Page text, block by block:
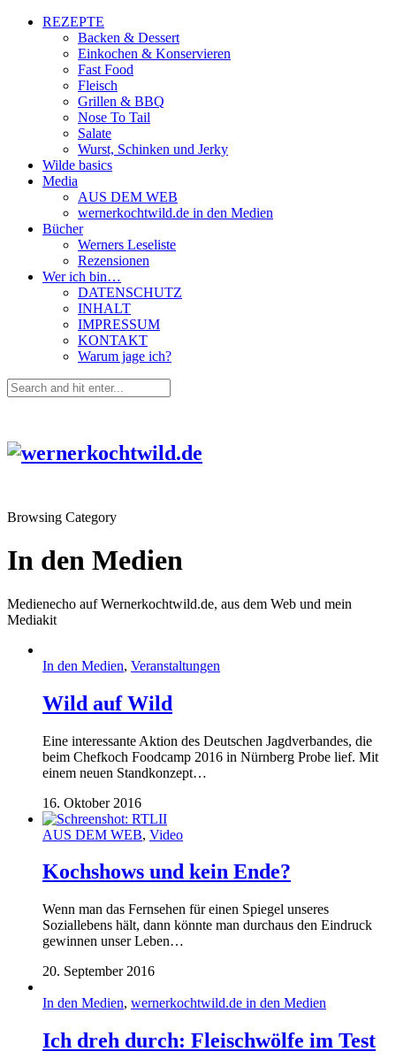
REZEPTE
Backen & Dessert
Einkochen & Konservieren
Fast Food
Fleisch
Grillen & BBQ
Nose To Tail
Salate
Wurst, Schinken und Jerky
Wilde basics
Media
AUS DEM WEB
wernerkochtwild.de in den Medien
Bücher
Werners Leseliste
Rezensionen
Wer ich bin…
DATENSCHUTZ
INHALT
IMPRESSUM
KONTAKT
Warum jage ich?
Browsing Category
In den Medien
Medienecho auf Wernerkochtwild.de, aus dem Web und mein
Mediakit
In den Medien, Veranstaltungen
Wild auf Wild
Eine interessante Aktion des Deutschen Jagdverbandes, die
beim Chefkoch Foodcamp 2016 in Nürnberg Probe lief. Mit
einem neuen Standkonzept…
16. Oktober 2016
AUS DEM WEB, Video
Kochshows und kein Ende?
Wenn man das Fernsehen für einen Spiegel unseres
Soziallebens hält, dann könnte man durchaus den Eindruck
gewinnen unser Leben…
20. September 2016
In den Medien, wernerkochtwild.de in den Medien
Ich dreh durch: Fleischwölfe im Test